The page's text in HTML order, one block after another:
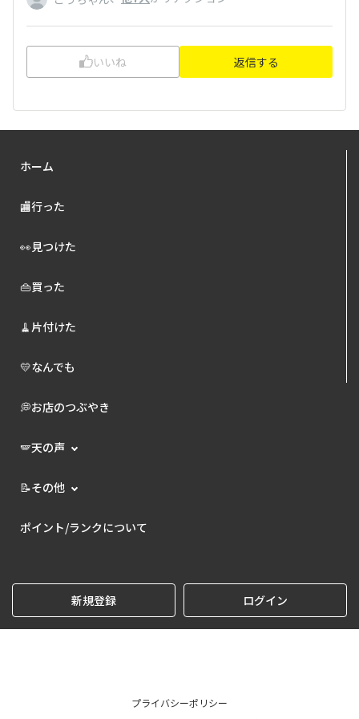
いいね 返信する
ホーム
🏬行った
👀見つけた
👜買った
🧹片付けた
💛なんでも
💭お店のつぶやき
🪽天の声
📝その他
ポイント/ランクについて
新規登録 ログイン
プライバシーポリシー